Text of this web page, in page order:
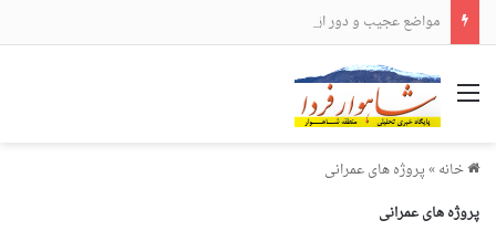
مواضع عجیب و دور از انتظار علی لاریجانی
منو
خانه»پروژه های عمرانی
پروژه های عمرانی